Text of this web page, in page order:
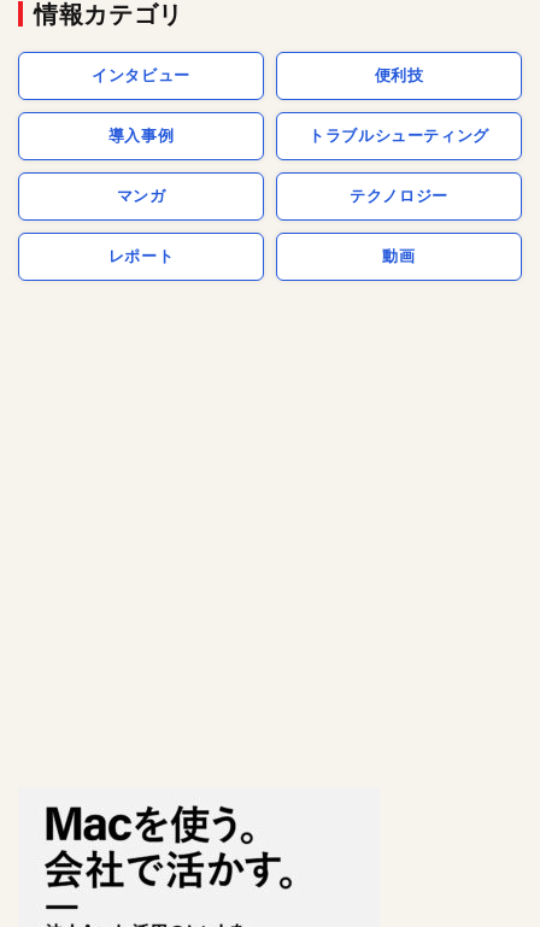
情報カテゴリ
インタビュー 便利技
導入事例 トラブルシューティング
マンガ テクノロジー
レポート 動画